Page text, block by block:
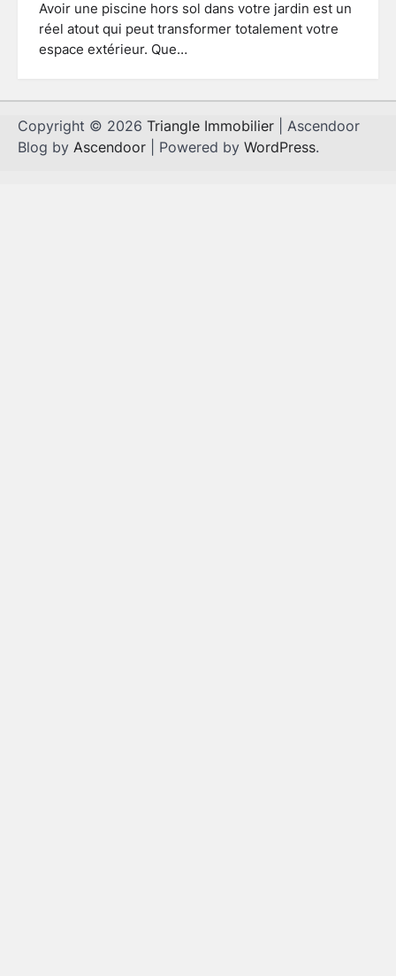
Avoir une piscine hors sol dans votre jardin est un
réel atout qui peut transformer totalement votre
espace extérieur. Que…
Copyright © 2026 Triangle Immobilier | Ascendoor
Blog by Ascendoor | Powered by WordPress.